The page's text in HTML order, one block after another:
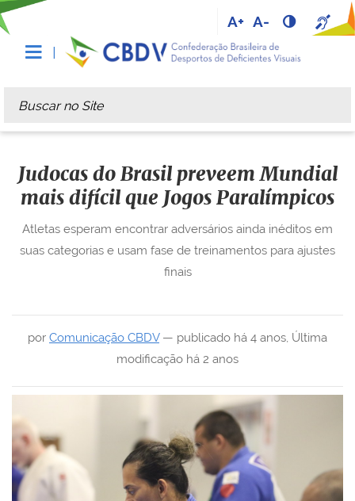
A+ A-
Busca
Busca Avançada…
Judocas do Brasil preveem Mundial
mais difícil que Jogos Paralímpicos
por Comunicação CBDV— publicado há 4 anos, Última
modificação há 2 anos
Atletas esperam encontrar adversários ainda inéditos em
suas categorias e usam fase de treinamentos para ajustes
finais